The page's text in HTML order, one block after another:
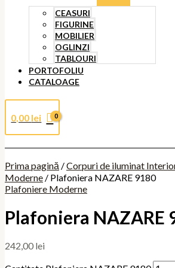
CEASURI
FIGURINE
MOBILIER
OGLINZI
TABLOURI
PORTOFOLIU
CATALOAGE
0,00 lei
Prima pagină /Corpuri de iluminat
Moderne / Plafoniera NAZARE 9180
Plafoniere Moderne
Plafoniera NAZARE
242,00 lei